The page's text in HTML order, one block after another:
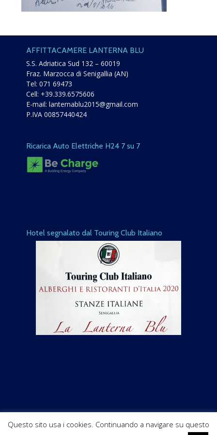
AFFITTACAMERE LANTERNA BLU
S.S. Adriatica Sud 132 – 60019
Fraz. Marzocca di Senigallia (AN)
Tel: 071 69473
Cell: +39.339.6575606
E-mail: lanternablu2015@gmail.com
P.IVA 00857440424
Ricarica Auto Elettriche H24 7 su 7
Hotel segnalato dal Touring Club Italiano
Questo sito usa i cookies. Continuando a navigare su questo